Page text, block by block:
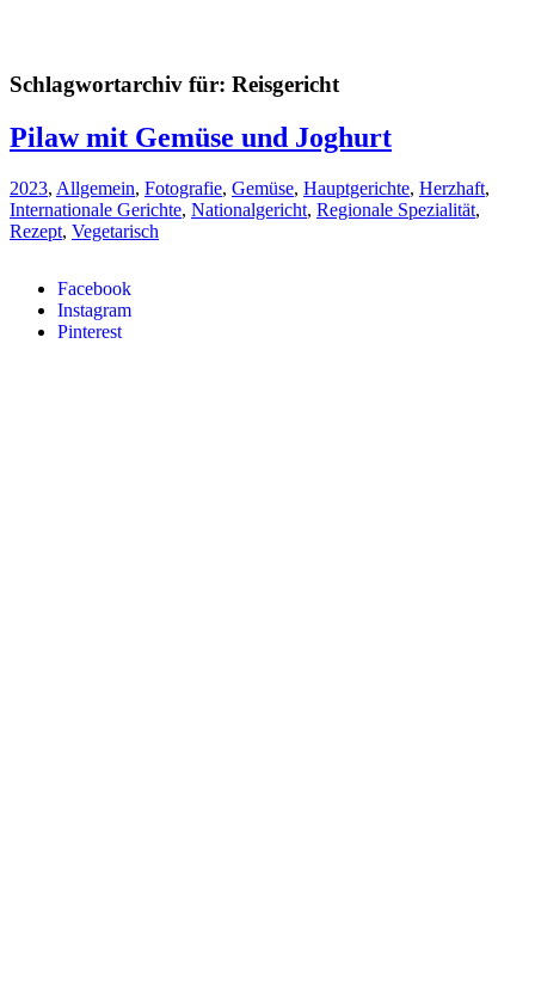
Facebook
Instagram
Pinterest
Schlagwortarchiv für: Reisgericht
Pilaw mit Gemüse und Joghurt
2023, Allgemein, Fotografie, Gemüse, Hauptgerichte, Herzhaft,
Internationale Gerichte, Nationalgericht, Regionale Spezialität,
Rezept, Vegetarisch